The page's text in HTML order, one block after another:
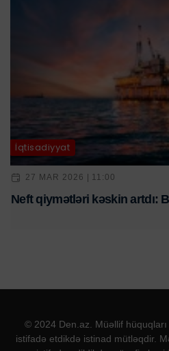
İqtisadiyyat
27 MAR 2026 | 11:00
Neft qiymətləri kəskin artdı:
© 2024 Den.az. Müəllif
istifadə etdikdə istinad mütləqdir.